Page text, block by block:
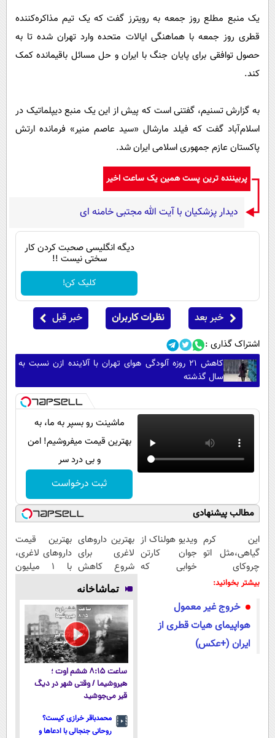
گوناگون
سلامت
فرهنگی
بین الملل
حیات وحش
سیاست خارجی
روانشناسی
آشپزی
یک منبع مطلع روز جمعه به رویترز گفت که یک تیم مذاکره‌کننده
قطری روز جمعه با هماهنگی ایالات متحده وارد تهران شده تا به
حصول توافقی برای پایان جنگ با ایران و حل مسائل باقیمانده کمک
کند.
به گزارش تسنیم، گفتنی است که پیش از این یک منبع دیپلماتیک در
اسلام‌آباد گفت که فیلد مارشال «سید عاصم منیر» فرمانده ارتش
پاکستان عازم جمهوری اسلامی ایران شد.
پربیننده ترین پست همین یک ساعت اخیر
دیدار پزشکیان با آیت الله مجتبی خامنه ای
دیگه انگلیسی صحبت کردن کار
سختی نیست !!
کلیک کن!
خبر بعد نظرات کاربران خبر قبل
اشتراک گذاری :
کاهش ۲۱ روزه آلودگی هوای تهران با آلاینده ازن نسبت به
سال گذشته
ماشینت رو بسپر به ما، به
بهترین قیمت میفروشیم! امن
و بی درد سر
ثبت درخواست
مطالب پیشنهادی
این کرم
گیاهی،مثل اتو
چروکای
پوستتوصاف
ویدیو هولناک از
جوان کارتن
خوابی که
بهترین داروهای
لاغری برای
شروع کاهش
وزن، ارسال از
داروخانه های
نزدیکت!
بهترین قیمت
داروهای لاغری،
با ۱ میلیون
بیشتر بخوانید:
خروج غیر معمول
هواپیمای هیات قطری از
ایران (+عکس)
تماشاخانه
ساعت ۸:۱۵ ششم اوت ؛
هیروشیما / وقتی شهر در دیگ
قیر می‌جوشید
محمدباقر خرازی کیست؟
روحانی جنجالی با ادعاها و